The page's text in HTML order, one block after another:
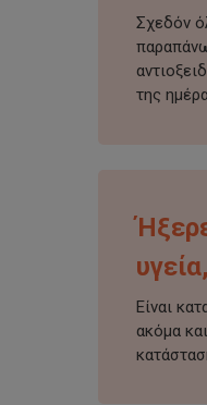
Σχεδόν
της
Είναι
ακόμα